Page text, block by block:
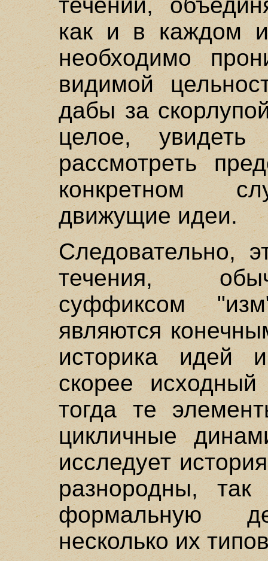
как и в каждом
необходимо
видимой
дабы за
целое, увидеть
рассмотреть
конкретном
движущие идеи.
Следовательно,
течения,
суффиксом
являются
историка идей
скорее
тогда те
цикличные
исследует
разнородны,
формальную
несколько их